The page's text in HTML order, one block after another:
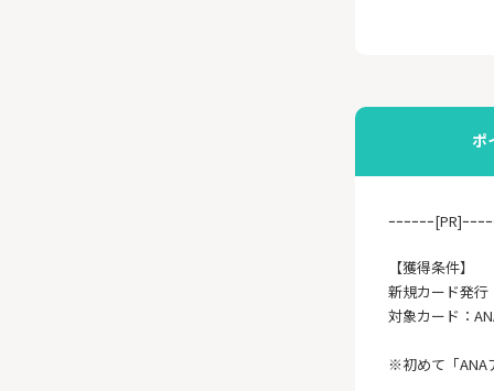
ポ
ｰｰｰｰｰｰ[PR]ｰｰｰ
【獲得条件】
新規カード発行
対象カード：
※初めて「ANA